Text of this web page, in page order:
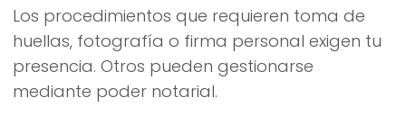
Los procedimientos que requieren toma de
huellas, fotografía o firma personal exigen tu
presencia. Otros pueden gestionarse
mediante poder notarial.